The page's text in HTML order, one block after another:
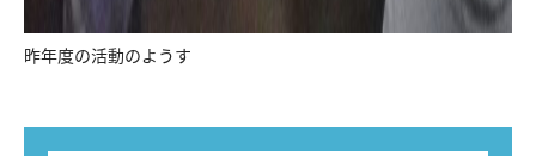
昨年度の活動のようす